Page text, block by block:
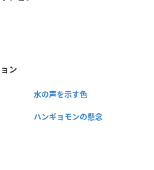
ン
水の声を示す色
ハンギョモンの懸念